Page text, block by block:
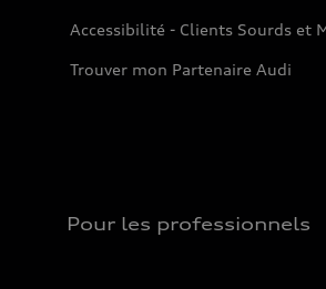
Accessibilité - Clients Sourds et
Trouver mon Partenaire Audi
Pour les professionnels